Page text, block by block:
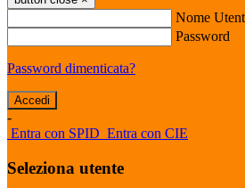
Nome
Password
Password dimenticata?
-
Entra con SPID Entra con CIE
Seleziona utente